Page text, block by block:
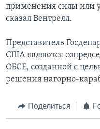
применения силы или
сказал Вентрелл.
Представитель
США являются
ОБСЕ, созданной с
решения нагорно-
Поделиться